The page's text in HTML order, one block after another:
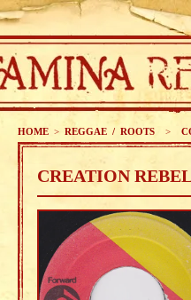
HOME > REGGAE / ROOTS >
CREATION